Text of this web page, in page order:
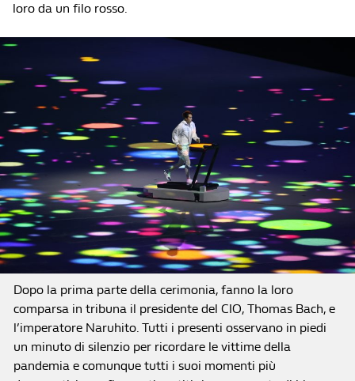
loro da un filo rosso.
Dopo la prima parte della cerimonia, fanno la loro
comparsa in tribuna il presidente del CIO, Thomas Bach, e
l’imperatore Naruhito. Tutti i presenti osservano in piedi
un minuto di silenzio per ricordare le vittime della
pandemia e comunque tutti i suoi momenti più